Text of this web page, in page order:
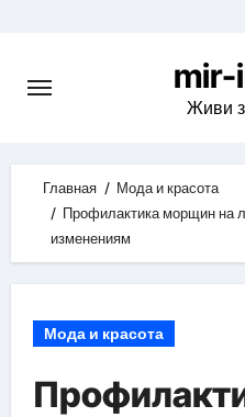
content
mir-
Живи
Главная
Мода и красота
Профилактика морщин на
изменениям
Мода и красота